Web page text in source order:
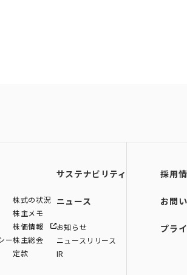
ー
株式の状況
株主メモ
株価情報
株主総会
定款
サステナビリティ
ニュース
お知らせ
ニュースリリース
IR
採用
お問
プラ